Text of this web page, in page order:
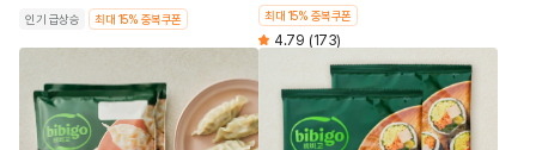
인기 급상승 최대 15% 중복쿠폰 최대 15% 중복쿠폰
4.79 (173)